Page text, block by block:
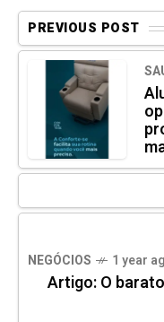
PREVIOUS POST
NEGÓCIOS 1 year
Artigo: O